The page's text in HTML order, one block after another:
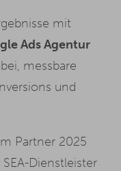
mit
Ads Agentur
messbare
und
Partner 2025
Dienstleister